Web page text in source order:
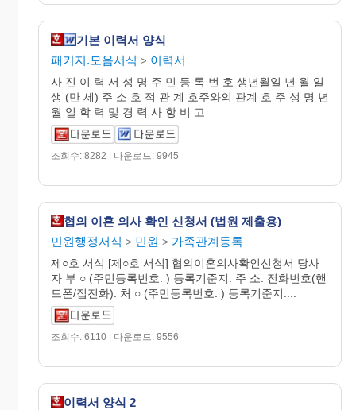
기본 이력서 양식
패키지.모음서식 > 이력서
사 진 이 력 서 성 명 주 민 등 록 번 호 생년월일 년 월 일
생 (만 세) 주 소 호 적 관 계 호주와의 관계 호 주 성 명 년
월 일 학 력 및 경 력 사 항 비 고
조회수: 8282 | 다운로드: 9945
협의 이혼 의사 확인 신청서 (법원 제출용)
민원행정서식 > 민원 > 가족관계등록
제○호 서식 [제○호 서식] 협의이혼의사확인신청서 당사
자 부 ○ (주민등록번호: ) 등록기준지: 주 소: 전화번호(핸
드폰/집전화): 처 ○ (주민등록번호: ) 등록기준지:...
조회수: 6110 | 다운로드: 9556
이력서 양식 2